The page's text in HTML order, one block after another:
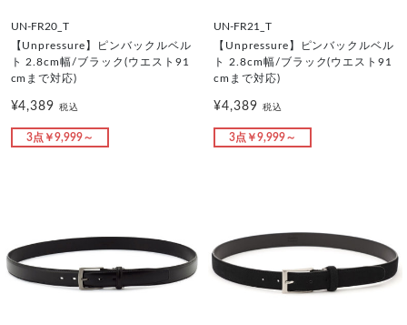
UN-FR20_T
【Unpressure】ピンバックルベル
ト 2.8cm幅/ブラック(ウエスト91
cmまで対応)
¥4,389税込
3点￥9,999～
UN-FR21_T
【Unpressure】ピンバックルベル
ト 2.8cm幅/ブラック(ウエスト91
cmまで対応)
¥4,389 税込
3点￥9,999～